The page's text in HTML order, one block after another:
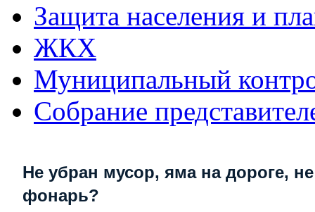
Защита населения и
ЖКХ
Муниципальный
Собрание
Не убран мусор, яма на дороге,
фонарь?